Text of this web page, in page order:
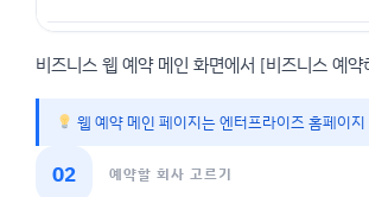
비즈니스 웹 예약 메인 화면에서 [비즈니스 예
웹 예약 메인 페이지는 엔터프라이즈 홈페이
02 예약할 회사 고르기